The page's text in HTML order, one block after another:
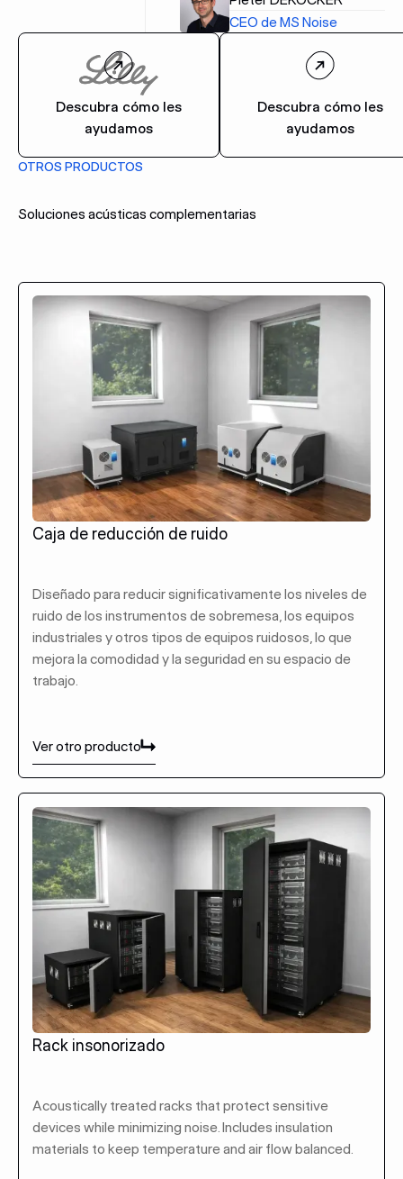
CEO de MS Noise
Descubra cómo les
ayudamos
Descubra cómo les
ayudamos
OTROS PRODUCTOS
Soluciones acústicas complementarias
Caja de reducción de ruido
Diseñado para reducir significativamente los niveles de
ruido de los instrumentos de sobremesa, los equipos
industriales y otros tipos de equipos ruidosos, lo que
mejora la comodidad y la seguridad en su espacio de
trabajo.
Ver otro producto
Ver otro producto
Rack insonorizado
Acoustically treated racks that protect sensitive
devices while minimizing noise. Includes insulation
materials to keep temperature and air flow balanced.